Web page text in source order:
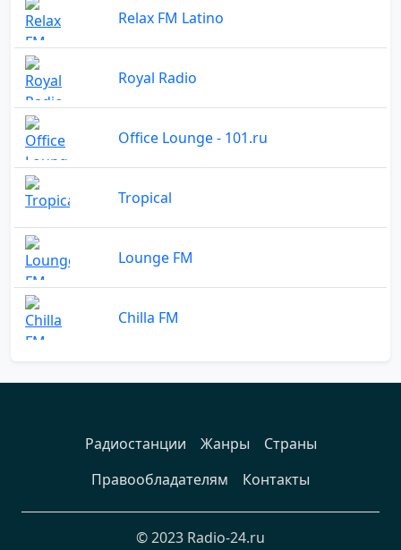
Relax FM Latino
Royal Radio
Office Lounge - 101.ru
Tropical
Lounge FM
Chilla FM
Радиостанции Жанры
Страны
Правообладателям
Контакты
© 2023 Radio-24.ru